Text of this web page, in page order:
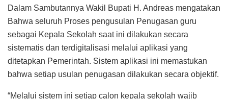
Dalam Sambutannya Wakil Bupati H. Andreas mengatakan
Bahwa seluruh Proses pengusulan Penugasan guru
sebagai Kepala Sekolah saat ini dilakukan secara
sistematis dan terdigitalisasi melalui aplikasi yang
ditetapkan Pemerintah. Sistem aplikasi ini memastukan
bahwa setiap usulan penugasan dilakukan secara objektif.
“Melalui sistem ini setiap calon kepala sekolah wajib